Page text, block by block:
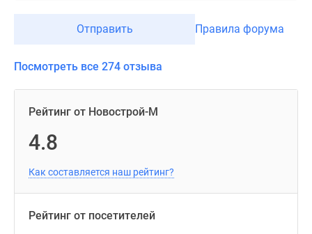
Отправить Правила форума
Посмотреть все 274 отзыва
Рейтинг от Новострой-М
4.8
Как составляется наш рейтинг?
Рейтинг от посетителей